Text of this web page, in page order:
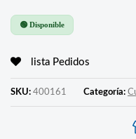
🟢 Disponible
lista Pedidos
SKU: 400161 Categoría: